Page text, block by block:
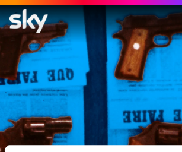
Le grand soir